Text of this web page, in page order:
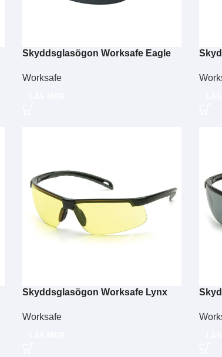
Skyddsglasögon Worksafe Eagle
Worksafe
Skyddsglasögon Worksafe Lynx
Worksafe